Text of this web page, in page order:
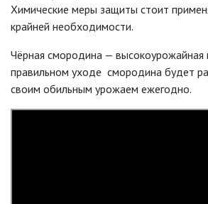
Химические меры защиты стоит
крайней необходимости.
Чёрная смородина — высокоурожайная
правильном уходе смородина будет
своим обильным урожаем ежегодно.